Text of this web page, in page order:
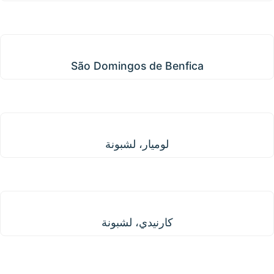
São Domingos de Benfica
لوميار، لشبونة
كارنيدي، لشبونة